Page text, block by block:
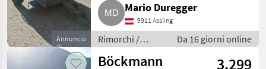
Annuncio
Mario Duregger
9911 Assling
Rimorchi /
Rimorchi per
auto
Da 16 giorni online
Böckmann
3.299